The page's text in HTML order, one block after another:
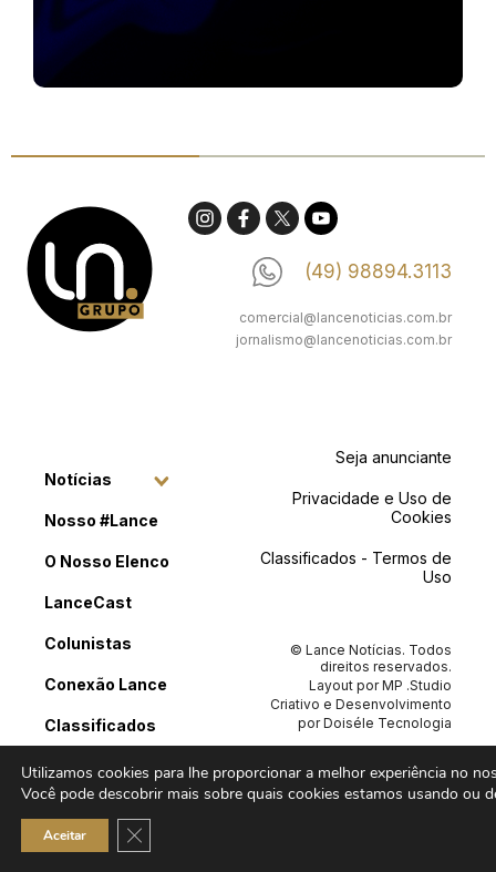
(49) 98894.3113
comercial@lancenoticias.com.br
jornalismo@lancenoticias.com.br
Notícias
Nosso #Lance
O Nosso Elenco
LanceCast
Colunistas
Conexão Lance
Classificados
Contato
Seja anunciante
Privacidade e Uso de
Cookies
Classificados - Termos de
Uso
© Lance Notícias. Todos
direitos reservados.
Layout porMP .Studio
Criativo e Desenvolvimento
porDoiséle Tecnologia
Utilizamos cookies para lhe proporcionar a melhor experiência no
Você pode descobrir mais sobre quais cookies estamos usando ou
Aceitar Close GDPR Cookie Banner